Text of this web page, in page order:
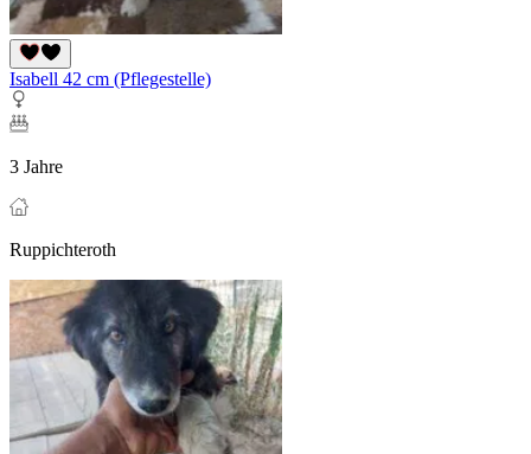
Isabell 42 cm (Pflegestelle)
3 Jahre
Ruppichteroth